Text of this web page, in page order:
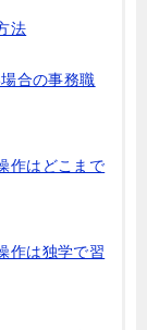
法
合の事務職
作はどこまで
作は独学で習